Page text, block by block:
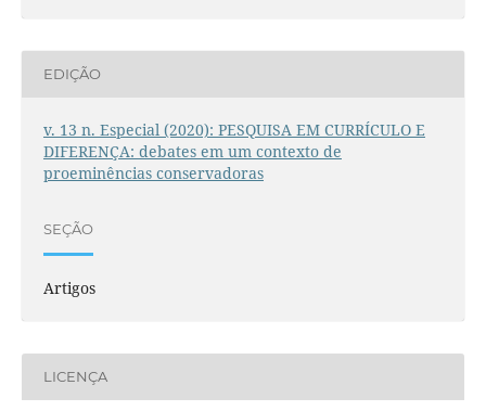
EDIÇÃO
v. 13 n. Especial (2020): PESQUISA EM CURRÍCULO E
DIFERENÇA: debates em um contexto de
proeminências conservadoras
SEÇÃO
Artigos
LICENÇA